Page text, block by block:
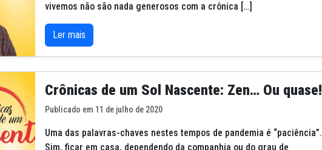
vivemos não são nada generosos com a crônica […]
Ler mais
Crônicas de um Sol Nascente: Zen… Ou quase!
Publicado em 11 de julho de 2020
Uma das palavras-chaves nestes tempos de pandemia é “paciência”.
Sim, ficar em casa, dependendo da companhia ou do grau de